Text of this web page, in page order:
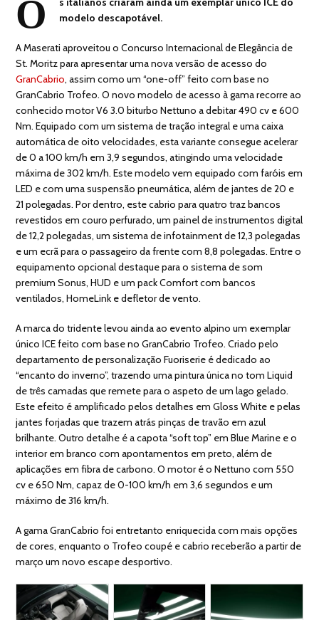
O
modelo descapotável.
A Maserati aproveitou o Concurso Internacional de Elegância de
St. Moritz para apresentar uma nova versão de acesso do
GranCabrio, assim como um “one-off” feito com base no
GranCabrio Trofeo. O novo modelo de acesso à gama recorre ao
conhecido motor V6 3.0 biturbo Nettuno a debitar 490 cv e 600
Nm. Equipado com um sistema de tração integral e uma caixa
automática de oito velocidades, esta variante consegue acelerar
de 0 a 100 km/h em 3,9 segundos, atingindo uma velocidade
máxima de 302 km/h. Este modelo vem equipado com faróis em
LED e com uma suspensão pneumática, além de jantes de 20 e
21 polegadas. Por dentro, este cabrio para quatro traz bancos
revestidos em couro perfurado, um painel de instrumentos digital
de 12,2 polegadas, um sistema de infotainment de 12,3 polegadas
e um ecrã para o passageiro da frente com 8,8 polegadas. Entre o
equipamento opcional destaque para o sistema de som
premium Sonus, HUD e um pack Comfort com bancos
ventilados, HomeLink e defletor de vento.
A marca do tridente levou ainda ao evento alpino um exemplar
único ICE feito com base no GranCabrio Trofeo. Criado pelo
departamento de personalização Fuoriserie é dedicado ao
“encanto do inverno”, trazendo uma pintura única no tom Liquid
de três camadas que remete para o aspeto de um lago gelado.
Este efeito é amplificado pelos detalhes em Gloss White e pelas
jantes forjadas que trazem atrás pinças de travão em azul
brilhante. Outro detalhe é a capota “soft top” em Blue Marine e o
interior em branco com apontamentos em preto, além de
aplicações em fibra de carbono. O motor é o Nettuno com 550
cv e 650 Nm, capaz de 0-100 km/h em 3,6 segundos e um
máximo de 316 km/h.
A gama GranCabrio foi entretanto enriquecida com mais opções
de cores, enquanto o Trofeo coupé e cabrio receberão a partir de
março um novo escape desportivo.